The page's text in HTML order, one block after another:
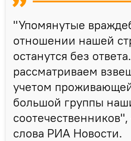
"Упомянутые
отношении нашей
останутся без
рассматриваем
учетом
большой группы
слова РИА Новости.